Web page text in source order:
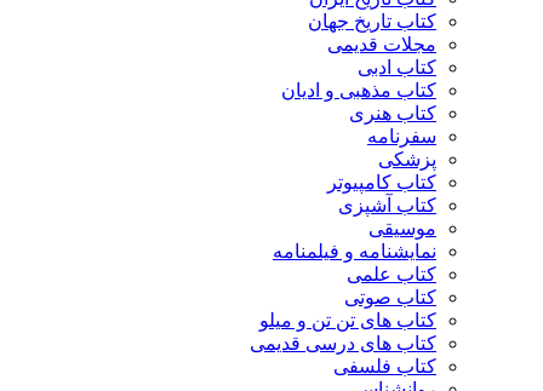
کتاب تاریخ جهان
مجلات قدیمی
کتاب ادبی
کتاب مذهبی و ادیان
کتاب هنری
سفرنامه
پزشکی
کتاب کامپیوتر
کتاب آشپزی
موسیقی
نمایشنامه و فیلمنامه
کتاب علمی
کتاب صوتی
کتاب های تن تن و میلو
کتاب های درسی قدیمی
کتاب فلسفی